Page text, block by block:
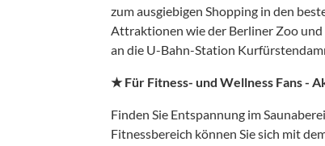
zum ausgiebigen Shopping in den
Attraktionen wie der Berliner Zoo
an die U-Bahn-Station
★ Für Fitness- und Wellness Fans -
Finden Sie Entspannung im
Fitnessbereich können Sie sich mit